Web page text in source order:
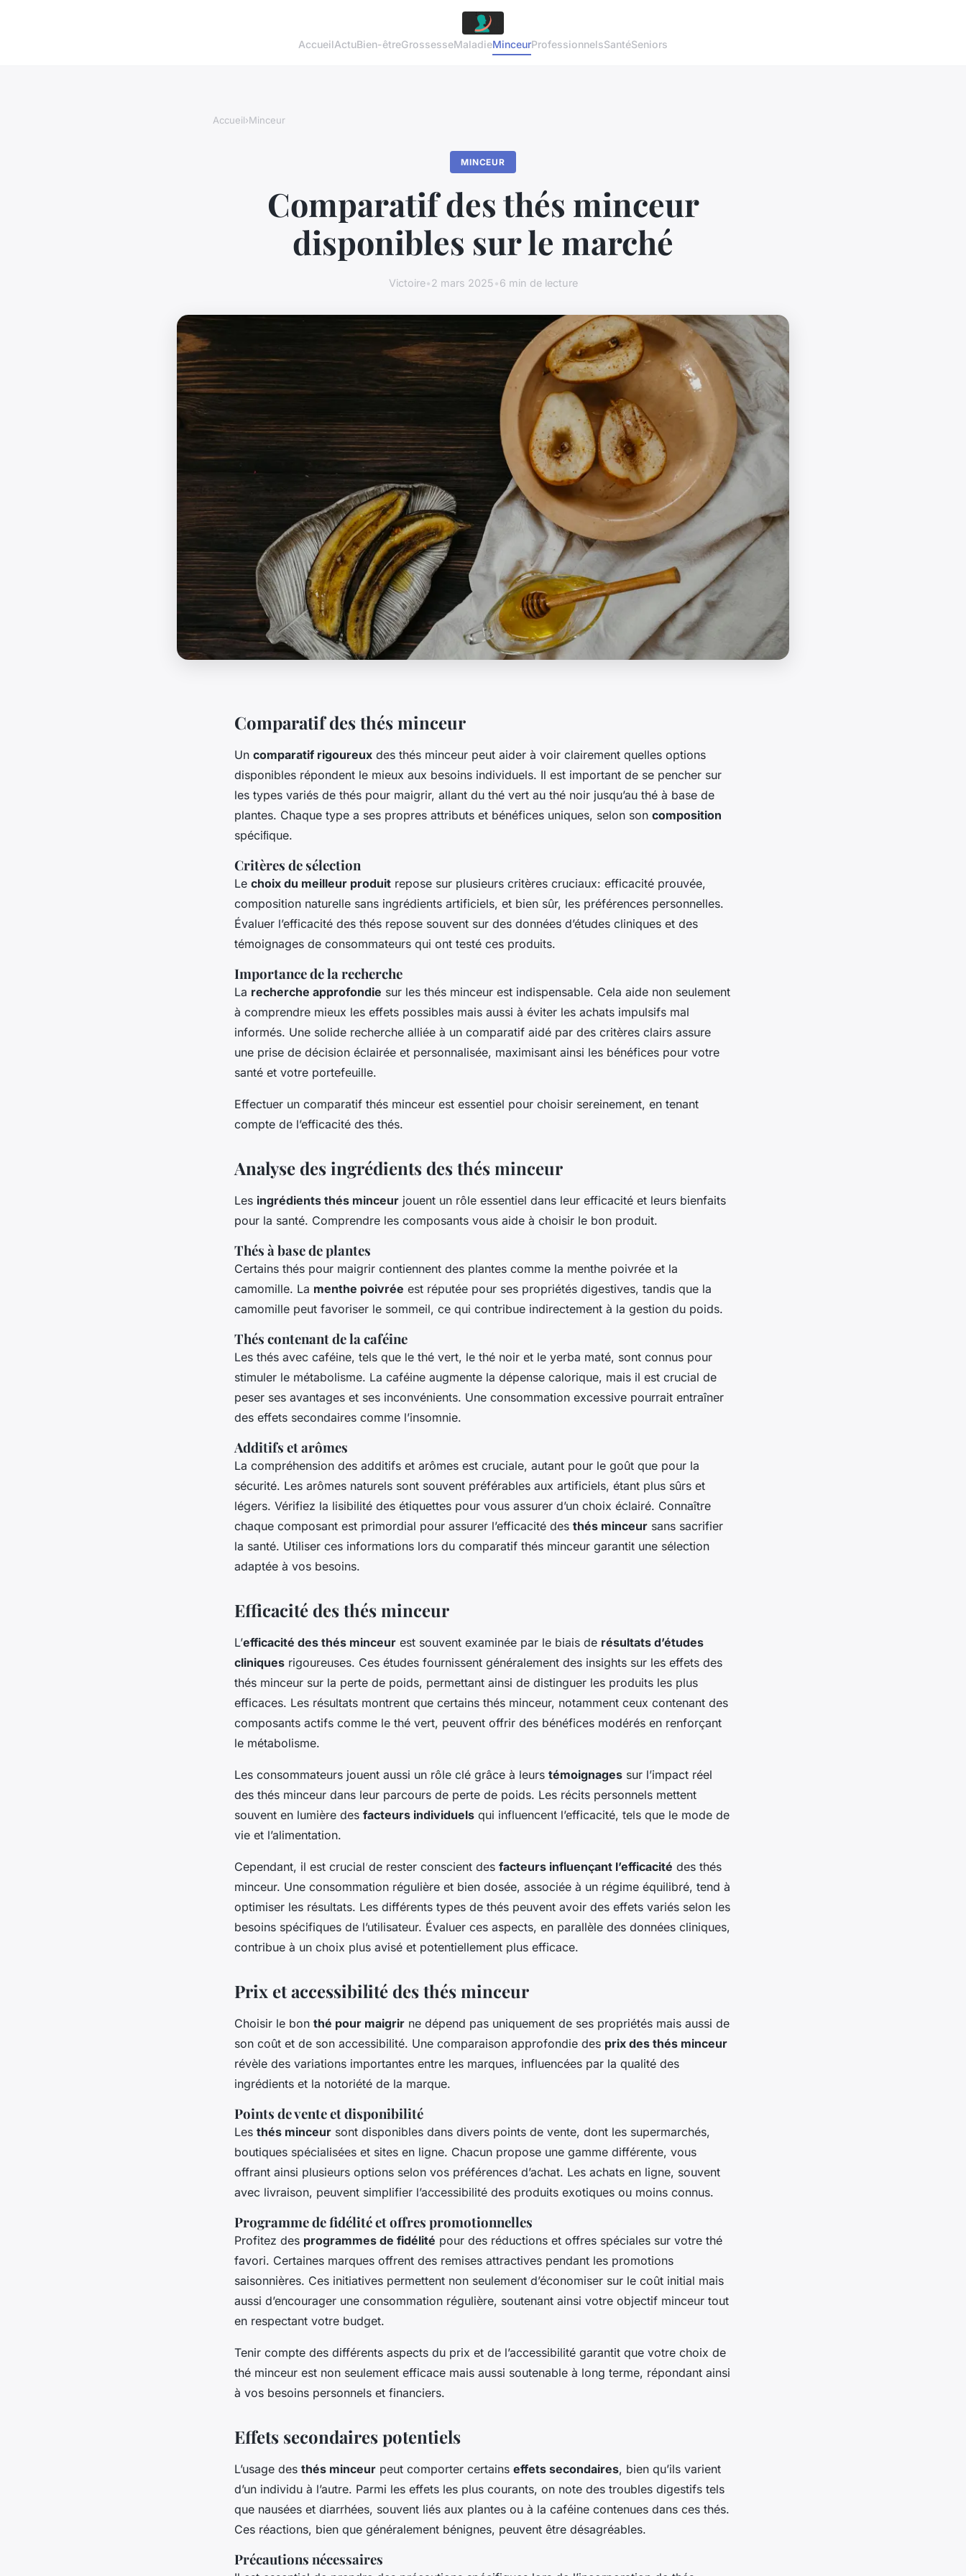
AccueilActuBien-êtreGrossesseMaladieMinceurProfessionnelsSantéSeniors
Accueil›Minceur
MINCEUR
Comparatif des thés minceur
disponibles sur le marché
Victoire•2 mars 2025•6 min de lecture
Comparatif des thés minceur
Un comparatif rigoureux des thés minceur peut aider à voir clairement quelles options
disponibles répondent le mieux aux besoins individuels. Il est important de se pencher sur
les types variés de thés pour maigrir, allant du thé vert au thé noir jusqu’au thé à base de
plantes. Chaque type a ses propres attributs et bénéfices uniques, selon son composition
spéciﬁque.
Critères de sélection
Le choix du meilleur produit repose sur plusieurs critères cruciaux: efficacité prouvée,
composition naturelle sans ingrédients artificiels, et bien sûr, les préférences personnelles.
Évaluer l’efficacité des thés repose souvent sur des données d’études cliniques et des
témoignages de consommateurs qui ont testé ces produits.
Importance de la recherche
La recherche approfondie sur les thés minceur est indispensable. Cela aide non seulement
à comprendre mieux les effets possibles mais aussi à éviter les achats impulsifs mal
informés. Une solide recherche alliée à un comparatif aidé par des critères clairs assure
une prise de décision éclairée et personnalisée, maximisant ainsi les bénéfices pour votre
santé et votre portefeuille.
Effectuer un comparatif thés minceur est essentiel pour choisir sereinement, en tenant
compte de l’efficacité des thés.
Analyse des ingrédients des thés minceur
Les ingrédients thés minceur jouent un rôle essentiel dans leur efficacité et leurs bienfaits
pour la santé. Comprendre les composants vous aide à choisir le bon produit.
Thés à base de plantes
Certains thés pour maigrir contiennent des plantes comme la menthe poivrée et la
camomille. La menthe poivrée est réputée pour ses propriétés digestives, tandis que la
camomille peut favoriser le sommeil, ce qui contribue indirectement à la gestion du poids.
Thés contenant de la caféine
Les thés avec caféine, tels que le thé vert, le thé noir et le yerba maté, sont connus pour
stimuler le métabolisme. La caféine augmente la dépense calorique, mais il est crucial de
peser ses avantages et ses inconvénients. Une consommation excessive pourrait entraîner
des effets secondaires comme l’insomnie.
Additifs et arômes
La compréhension des additifs et arômes est cruciale, autant pour le goût que pour la
sécurité. Les arômes naturels sont souvent préférables aux artificiels, étant plus sûrs et
légers. Vérifiez la lisibilité des étiquettes pour vous assurer d’un choix éclairé. Connaître
chaque composant est primordial pour assurer l’efficacité des thés minceur sans sacrifier
la santé. Utiliser ces informations lors du comparatif thés minceur garantit une sélection
adaptée à vos besoins.
Efficacité des thés minceur
L’efficacité des thés minceur est souvent examinée par le biais de résultats d’études
cliniques rigoureuses. Ces études fournissent généralement des insights sur les effets des
thés minceur sur la perte de poids, permettant ainsi de distinguer les produits les plus
efficaces. Les résultats montrent que certains thés minceur, notamment ceux contenant des
composants actifs comme le thé vert, peuvent offrir des bénéfices modérés en renforçant
le métabolisme.
Les consommateurs jouent aussi un rôle clé grâce à leurs témoignages sur l’impact réel
des thés minceur dans leur parcours de perte de poids. Les récits personnels mettent
souvent en lumière des facteurs individuels qui influencent l’efficacité, tels que le mode de
vie et l’alimentation.
Cependant, il est crucial de rester conscient des facteurs influençant l’efficacité des thés
minceur. Une consommation régulière et bien dosée, associée à un régime équilibré, tend à
optimiser les résultats. Les différents types de thés peuvent avoir des effets variés selon les
besoins spécifiques de l’utilisateur. Évaluer ces aspects, en parallèle des données cliniques,
contribue à un choix plus avisé et potentiellement plus efficace.
Prix et accessibilité des thés minceur
Choisir le bon thé pour maigrir ne dépend pas uniquement de ses propriétés mais aussi de
son coût et de son accessibilité. Une comparaison approfondie des prix des thés minceur
révèle des variations importantes entre les marques, influencées par la qualité des
ingrédients et la notoriété de la marque.
Points de vente et disponibilité
Les thés minceur sont disponibles dans divers points de vente, dont les supermarchés,
boutiques spécialisées et sites en ligne. Chacun propose une gamme différente, vous
offrant ainsi plusieurs options selon vos préférences d’achat. Les achats en ligne, souvent
avec livraison, peuvent simplifier l’accessibilité des produits exotiques ou moins connus.
Programme de fidélité et offres promotionnelles
Profitez des programmes de fidélité pour des réductions et offres spéciales sur votre thé
favori. Certaines marques offrent des remises attractives pendant les promotions
saisonnières. Ces initiatives permettent non seulement d’économiser sur le coût initial mais
aussi d’encourager une consommation régulière, soutenant ainsi votre objectif minceur tout
en respectant votre budget.
Tenir compte des différents aspects du prix et de l’accessibilité garantit que votre choix de
thé minceur est non seulement efficace mais aussi soutenable à long terme, répondant ainsi
à vos besoins personnels et financiers.
Effets secondaires potentiels
L’usage des thés minceur peut comporter certains effets secondaires, bien qu’ils varient
d’un individu à l’autre. Parmi les effets les plus courants, on note des troubles digestifs tels
que nausées et diarrhées, souvent liés aux plantes ou à la caféine contenues dans ces thés.
Ces réactions, bien que généralement bénignes, peuvent être désagréables.
Précautions nécessaires